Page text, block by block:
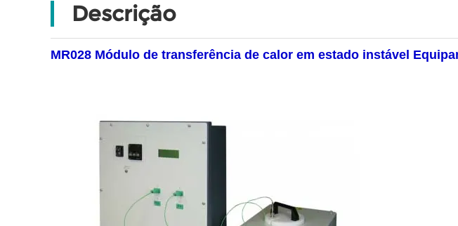
Descrição
MR028 Módulo de transferência de calor em estado instável